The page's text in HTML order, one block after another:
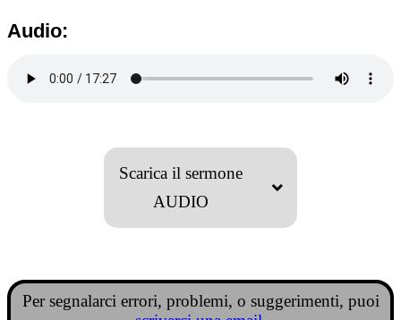
Audio:
Scarica il sermone
AUDIO
Per segnalarci errori, problemi, o suggerimenti, puoi